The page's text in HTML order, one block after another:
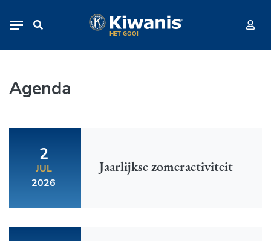
HET GOOI
Agenda
2
JUL
2026
Jaarlijkse zomeractiviteit